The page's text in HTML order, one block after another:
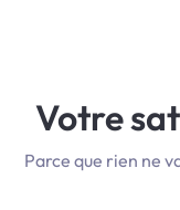
Votre
Parce que rien ne